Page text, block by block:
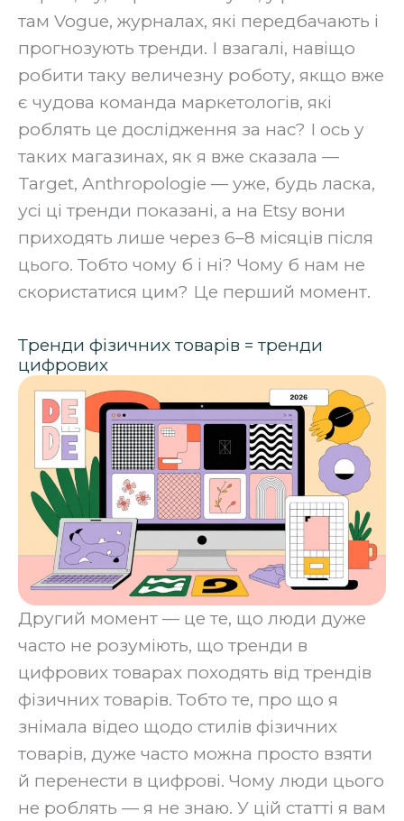
там Vogue, журналах, які передбачають і
прогнозують тренди. І взагалі, навіщо
робити таку величезну роботу, якщо вже
є чудова команда маркетологів, які
роблять це дослідження за нас? І ось у
таких магазинах, як я вже сказала —
Target, Anthropologie — уже, будь ласка,
усі ці тренди показані, а на Etsy вони
приходять лише через 6–8 місяців після
цього. Тобто чому б і ні? Чому б нам не
скористатися цим? Це перший момент.
Тренди фізичних товарів = тренди
цифрових
Другий момент — це те, що люди дуже
часто не розуміють, що тренди в
цифрових товарах походять від трендів
фізичних товарів. Тобто те, про що я
знімала відео щодо стилів фізичних
товарів, дуже часто можна просто взяти
й перенести в цифрові. Чому люди цього
не роблять — я не знаю. У цій статті я вам